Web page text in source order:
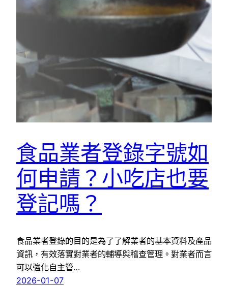
食品業者登錄字號如
何申請？小吃店也要
登記嗎？
食品業者登錄的目的是為了了解業者的基本資料及產品
資訊，有效落實對業者的輔導與稽查管理。對業者而言
可以強化自主管…
2026-01-07